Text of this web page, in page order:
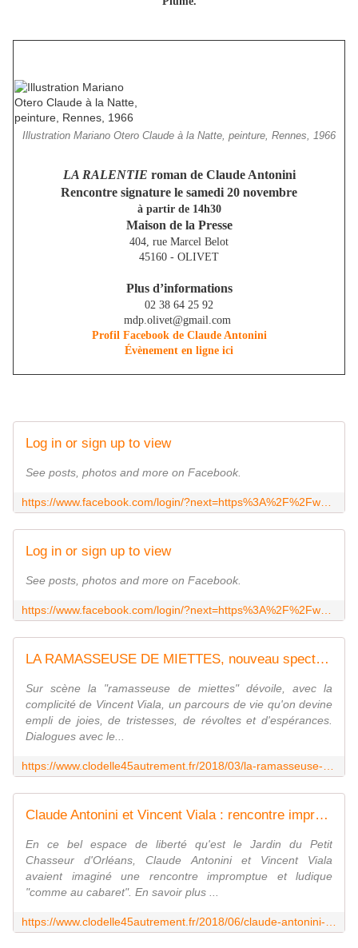
Illustration Mariano Otero Claude à la Natte, peinture, Rennes, 1966
LA RALENTIE roman de Claude Antonini
Rencontre signature le samedi 20 novembre
à partir de 14h30
Maison de la Presse
404, rue Marcel Belot
45160 - OLIVET
Plus d’informations
02 38 64 25 92
mdp.olivet@gmail.com
Profil Facebook de Claude Antonini
Évènement en ligne ici
Log in or sign up to view
See posts, photos and more on Facebook.
Log in or sign up to view
See posts, photos and more on Facebook.
LA RAMASSEUSE DE MIETTES, nouveau spectacle de CLAUDE ANTONINI accompagnée par VINCENT VIALA - VIVRE AUTREMENT VOS LOISIRS avec Clodelle
Sur scène la "ramasseuse de miettes" dévoile, avec la
complicité de Vincent Viala, un parcours de vie qu'on devine
empli de joies, de tristesses, de révoltes et d'espérances.
Dialogues avec le...
Claude Antonini et Vincent Viala : rencontre impromptue bucolique au Jardin du Petit Chasseur d'Orléans - VIVRE AUTREMENT VOS LOISIRS avec Clodelle
En ce bel espace de liberté qu'est le Jardin du Petit
Chasseur d'Orléans, Claude Antonini et Vincent Viala
avaient imaginé une rencontre impromptue et ludique
"comme au cabaret". En savoir plus ...